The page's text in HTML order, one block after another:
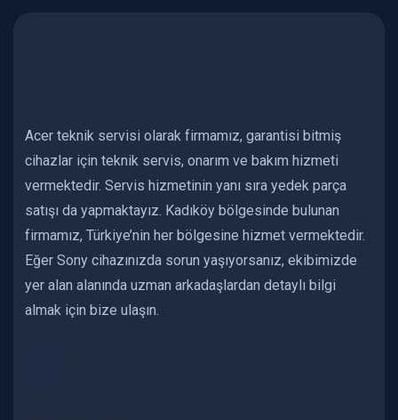
Acer teknik servisi olarak firmamız, garantisi bitmiş
cihazlar için teknik servis, onarım ve bakım hizmeti
vermektedir. Servis hizmetinin yanı sıra yedek parça
satışı da yapmaktayız. Kadıköy bölgesinde bulunan
firmamız, Türkiye’nin her bölgesine hizmet vermektedir.
Eğer Sony cihazınızda sorun yaşıyorsanız, ekibimizde
yer alan alanında uzman arkadaşlardan detaylı bilgi
almak için bize ulaşın.